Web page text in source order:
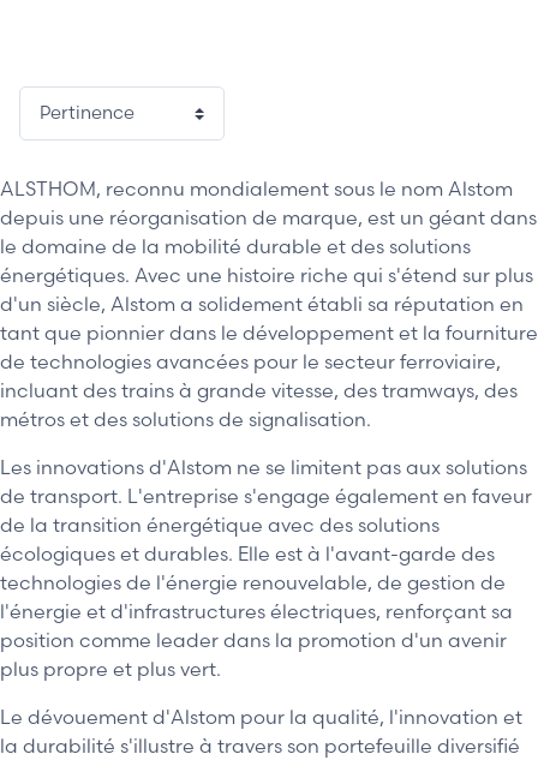
ALSTHOM, reconnu mondialement sous le nom Alstom
depuis une réorganisation de marque, est un géant dans
le domaine de la mobilité durable et des solutions
énergétiques. Avec une histoire riche qui s'étend sur plus
d'un siècle, Alstom a solidement établi sa réputation en
tant que pionnier dans le développement et la fourniture
de technologies avancées pour le secteur ferroviaire,
incluant des trains à grande vitesse, des tramways, des
métros et des solutions de signalisation.
Les innovations d'Alstom ne se limitent pas aux solutions
de transport. L'entreprise s'engage également en faveur
de la transition énergétique avec des solutions
écologiques et durables. Elle est à l'avant-garde des
technologies de l'énergie renouvelable, de gestion de
l'énergie et d'infrastructures électriques, renforçant sa
position comme leader dans la promotion d'un avenir
plus propre et plus vert.
Le dévouement d'Alstom pour la qualité, l'innovation et
la durabilité s'illustre à travers son portefeuille diversifié